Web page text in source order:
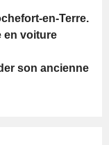
en-Terre.
en voiture
son ancienne